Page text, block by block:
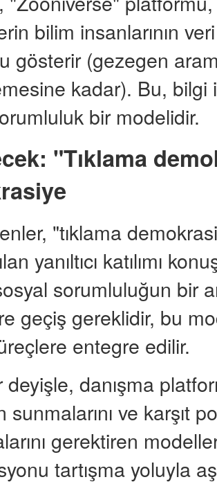
bilim insanlarının
gösterir (gezegen
kadar). Bu, bilgi
bir modelidir.
"Tıklama
"tıklama
yanıltıcı katılımı
sorumluluğun bir
geçiş gereklidir, bu
entegre edilir.
danışma
sunmalarını ve karşıt
gerektiren
tartışma yoluyla